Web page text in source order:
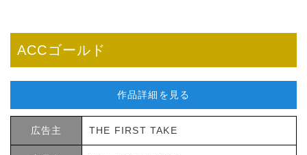
ACCゴールド
作品詳細を見る
広告主 THE FIRST TAKE